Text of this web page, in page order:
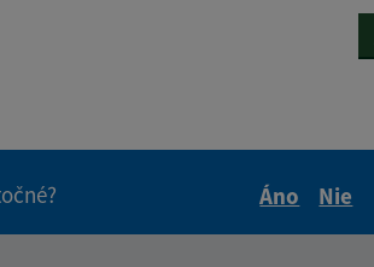
Áno
Nie